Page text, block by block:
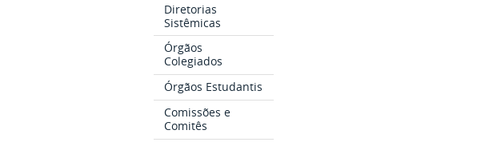
Diretorias
Sistêmicas
Órgãos
Colegiados
Órgãos Estudantis
Comissões e
Comitês